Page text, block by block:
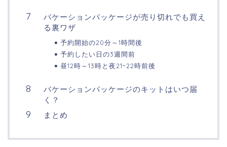
バケーションパッケージが売り切れでも買え
る裏ワザ
予約開始の20分～1時間後
予約したい日の3週間前
昼12時～13時と夜21~22時前後
バケーションパッケージのキットはいつ届
く？
まとめ